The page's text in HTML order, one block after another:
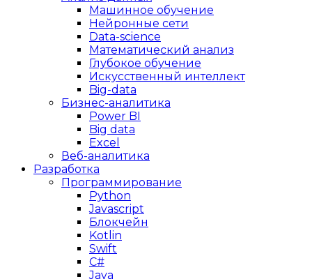
Машинное обучение
Нейронные сети
Data-science
Математический анализ
Глубокое обучение
Искусственный интеллект
Big-data
Бизнес-аналитика
Power BI
Big data
Excel
Веб-аналитика
Разработка
Программирование
Python
Javascript
Блокчейн
Kotlin
Swift
C#
Java